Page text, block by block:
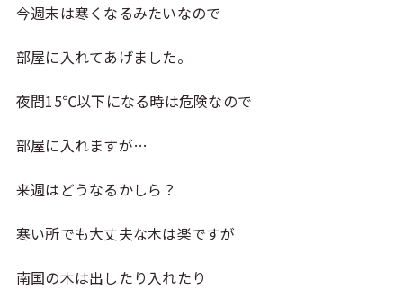
今週末は寒くなるみたいなので
部屋に入れてあげました。
夜間15℃以下になる時は危険なので
部屋に入れますが…
来週はどうなるかしら？
寒い所でも大丈夫な木は楽ですが
南国の木は出したり入れたり